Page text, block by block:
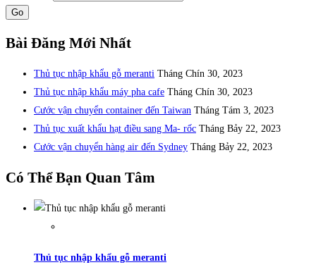
Bài Đăng Mới Nhất
Thủ tục nhập khẩu gỗ meranti Tháng Chín 30, 2023
Thủ tục nhập khẩu máy pha cafe Tháng Chín 30, 2023
Cước vận chuyển container đến Taiwan Tháng Tám 3, 2023
Thủ tục xuất khẩu hạt điều sang Ma- rốc Tháng Bảy 22, 2023
Cước vận chuyển hàng air đến Sydney Tháng Bảy 22, 2023
Có Thể Bạn Quan Tâm
Thủ tục nhập khẩu gỗ meranti